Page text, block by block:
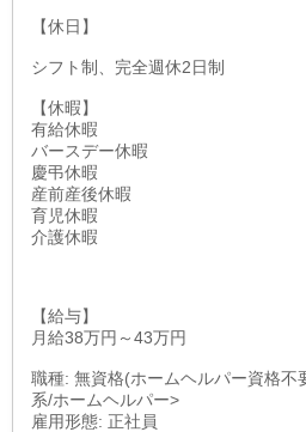
【休日】
シフト制、完全週休2日制
【休暇】
有給休暇
バースデー休暇
慶弔休暇
産前産後休暇
育児休暇
介護休暇
【給与】
月給38万円～43万円
職種: 無資格(ホームヘルパー資格不
系/ホームヘルパー>
雇用形態: 正社員